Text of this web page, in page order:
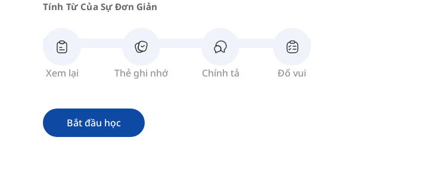
Tính Từ Của Sự Đơn Giản
Xem lại Thẻ ghi nhớ Chính tả Đố vui
Bắt đầu học